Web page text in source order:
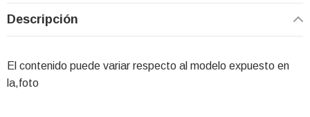
Descripción
El contenido puede variar respecto al modelo expuesto en
la,foto